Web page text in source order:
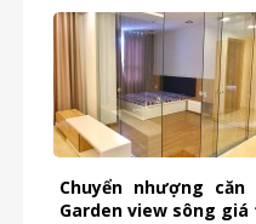
Chuyển nhượng
Garden view sông